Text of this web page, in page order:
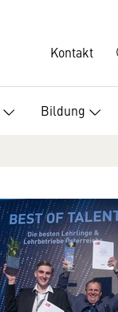
Kontakt
Bildung